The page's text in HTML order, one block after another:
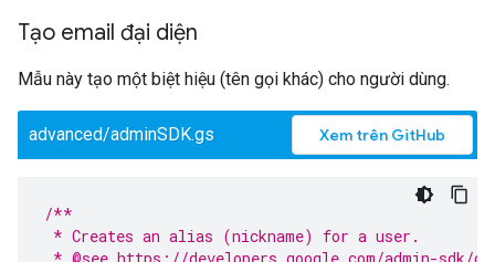
Tạo email đại diện
Mẫu này tạo một biệt hiệu (tên gọi khác) cho người dùng.
advanced/adminSDK.gs Xem trên GitHub
/**
* Creates an alias (nickname) for a user.